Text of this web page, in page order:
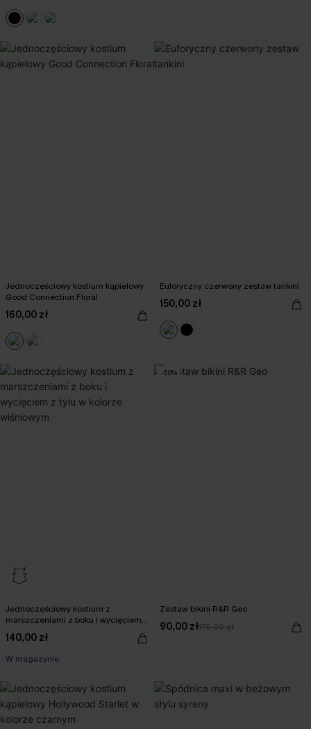
Jednoczęściowy kostium kąpielowy
Good Connection Floral
160,00 zł
Euforyczny czerwony zestaw tankini
150,00 zł
Jednoczęściowy kostium z
marszczeniami z boku i wycięciem z
tyłu w kolorze wiśniowym
140,00 zł
W magazynie
-50%
Zestaw bikini R&R Geo
90,00 zł179,00 zł